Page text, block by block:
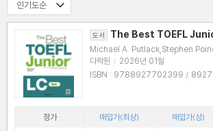
도서 The Best TOEFL
Michael A. Putlack,Stephen
다락원 | 2026년 01월
ISBN :
정가 매입가(최상) 매입가(상)